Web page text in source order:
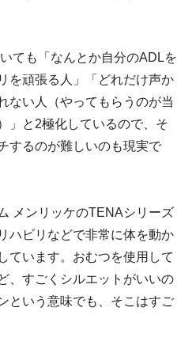
ても「なんとか自分のADLを
を頑張る人」「どれだけ声か
ない人（やってもらうのが当
」と2極化しているので、そ
するのが難しいのも現実で
メンリッケのTENAシリーズ
ハビリなどで非常に体を動か
ています。おむつを使用して
、すごくシルエットがいいの
という意味でも、そこはすご